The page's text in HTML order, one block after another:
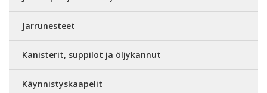
Jarrunesteet
Kanisterit, suppilot ja öljykannut
Käynnistyskaapelit